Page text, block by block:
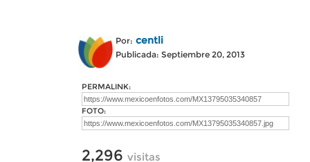
Por: centli
Publicada: Septiembre 20, 2013
PERMALINK:
FOTO:
2,296 visitas